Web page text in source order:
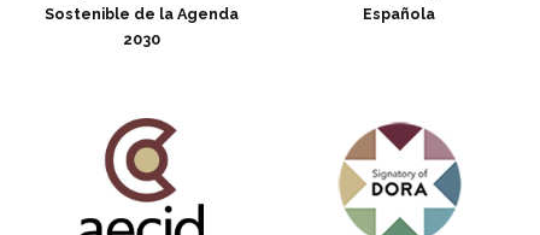
Sostenible de la Agenda
2030
Española